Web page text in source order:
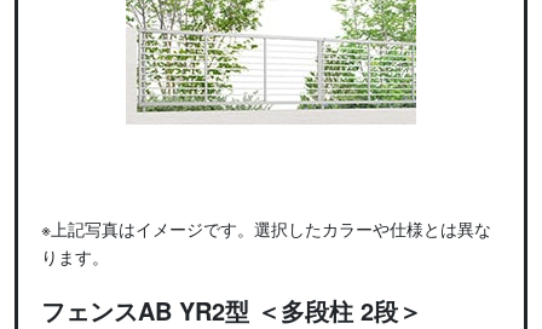
※上記写真はイメージです。選択したカラーや仕様とは異な
ります。
フェンスAB YR2型 ＜多段柱 2段＞